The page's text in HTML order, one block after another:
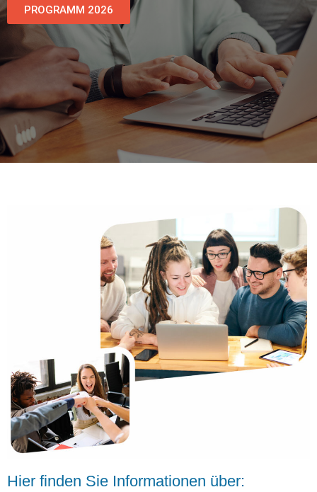
PROGRAMM 2026
Hier finden Sie Informationen über: